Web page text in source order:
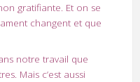
gratifiante. Et on se
changent et que
notre travail que
Mais c’est aussi